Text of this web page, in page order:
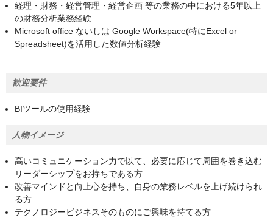
経理・財務・経営管理・経営企画 等の業務の中における5年以上
の財務分析業務経験
Microsoft office ないしは Google Workspace(特にExcel or
Spreadsheet)を活用した数値分析経験
歓迎要件
BIツールの使用経験
人物イメージ
高いコミュニケーション力で以て、必要に応じて周囲を巻き込む
リーダーシップをお持ちである方
改善マインドと向上心を持ち、自身の業務レベルを上げ続けられ
る方
テクノロジービジネスそのものにご興味を持てる方